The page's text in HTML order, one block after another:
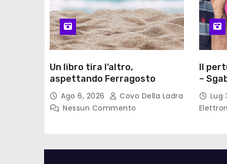
Un libro tira l’altro,
aspettando Ferragosto
Ago 6, 2026
Covo Della Ladra
Nessun Commento
Il
–
Lug